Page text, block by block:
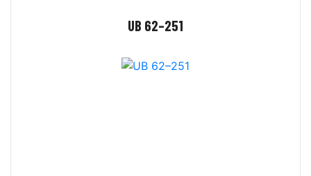
UB 62–251